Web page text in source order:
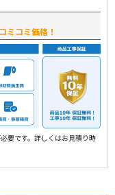
ミコミ価格！
要です。詳しくはお見積り時